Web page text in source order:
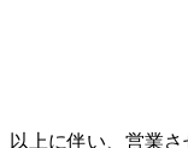
以上に伴い、営業